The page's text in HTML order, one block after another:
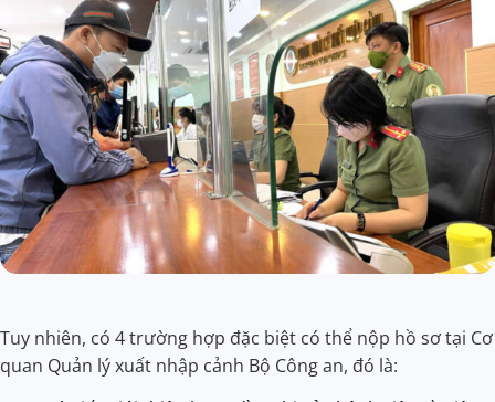
Tuy nhiên, có 4 trường hợp đặc biệt có thể nộp hồ sơ tại Cơ
quan Quản lý xuất nhập cảnh Bộ Công an, đó là: